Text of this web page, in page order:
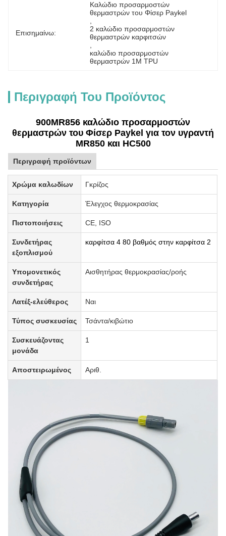
Επισημαίνω:
Καλώδιο προσαρμοστών
θερμαστρών του Φίσερ Paykel
2 καλώδιο προσαρμοστών
θερμαστρών καρφιτσών
καλώδιο προσαρμοστών
θερμαστρών 1M TPU
Περιγραφή Του Προϊόντος
900MR856 καλώδιο προσαρμοστών
θερμαστρών του Φίσερ Paykel για τον υγραντή
MR850 και HC500
Περιγραφή προϊόντων
Χρώμα καλωδίων Γκρίζος
Κατηγορία Έλεγχος θερμοκρασίας
Πιστοποιήσεις CE, ISO
Συνδετήρας
εξοπλισμού
καρφίτσα 4 80 βαθμός στην καρφίτσα 2
Υπομονετικός
συνδετήρας
Αισθητήρας θερμοκρασίας/ροής
Λατέξ-ελεύθερος Ναι
Τύπος συσκευσίας Τσάντα/κιβώτιο
Συσκευάζοντας
μονάδα
1
Αποστειρωμένος Αριθ.